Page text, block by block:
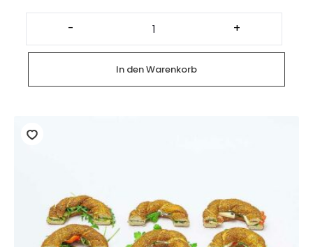
-
Vegane
&
glutenfreie
Frucht
&
Protein
Bowl
Menge
+
In den Warenkorb